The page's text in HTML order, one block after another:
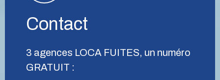
Contact
3 agences LOCA FUITES, un numéro
GRATUIT :